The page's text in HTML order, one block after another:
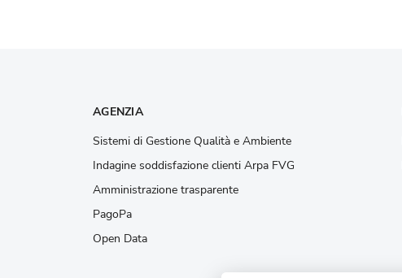
AGENZIA
Sistemi di Gestione Qualità e Ambiente
Indagine soddisfazione clienti Arpa FVG
Amministrazione trasparente
PagoPa
Open Data